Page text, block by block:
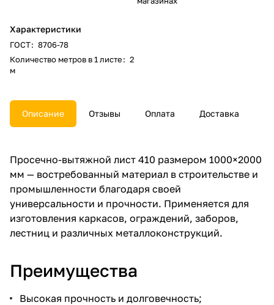
Характеристики
ГОСТ: 8706-78
Количество метров в 1 листе: 2
м
Описание Отзывы Оплата Доставка
Просечно-вытяжной лист 410 размером 1000×2000
мм — востребованный материал в строительстве и
промышленности благодаря своей
универсальности и прочности. Применяется для
изготовления каркасов, ограждений, заборов,
лестниц и различных металлоконструкций.
Преимущества
Высокая прочность и долговечность;